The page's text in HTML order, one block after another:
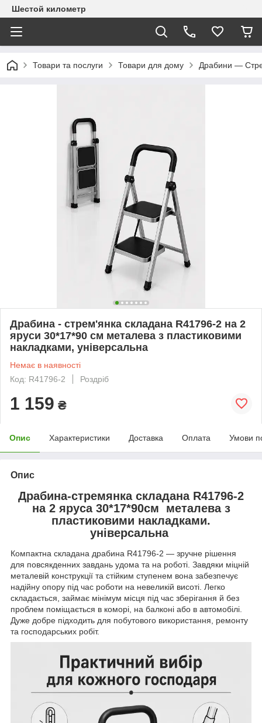
Шестой километр
Товари та послуги Товари для дому Драбини —
Драбина - стрем'янка складана R41796-2 на 2
яруси 30*17*90 см металева з пластиковими
накладками, універсальна
Немає в наявності
Код: R41796-2
Роздріб
1 159 ₴
Опис Характеристики Доставка Оплата Умови
Опис
Драбина-стремянка складана R41796-2
на 2 яруса 30*17*90см металева з
пластиковими накладками.
універсальна
Компактна складана драбина R41796-2 — зручне рішення
для повсякденних завдань удома та на роботі. Завдяки міцній
металевій конструкції та стійким ступенем вона забезпечує
надійну опору під час роботи на невеликій висоті. Легко
складається, займає мінімум місця під час зберігання й без
проблем поміщається в коморі, на балконі або в автомобілі.
Дуже добре підходить для побутового використання, ремонту
та господарських робіт.